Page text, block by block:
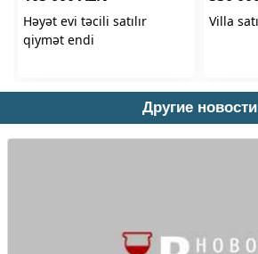
Другие новости